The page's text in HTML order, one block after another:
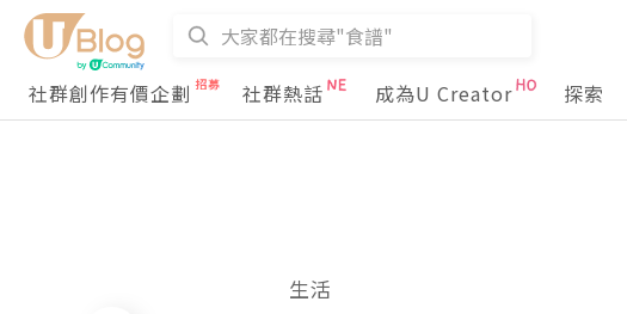
社群創作有價企劃
社群熱話 成為U Creator 探索
生活